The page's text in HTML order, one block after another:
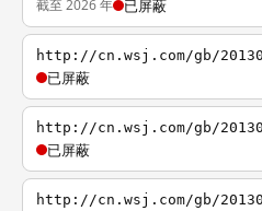
截至 2026 年 已屏蔽
http://cn.wsj.com/gb/
已屏蔽
http://cn.wsj.com/gb/
已屏蔽
http://cn.wsj.com/gb/